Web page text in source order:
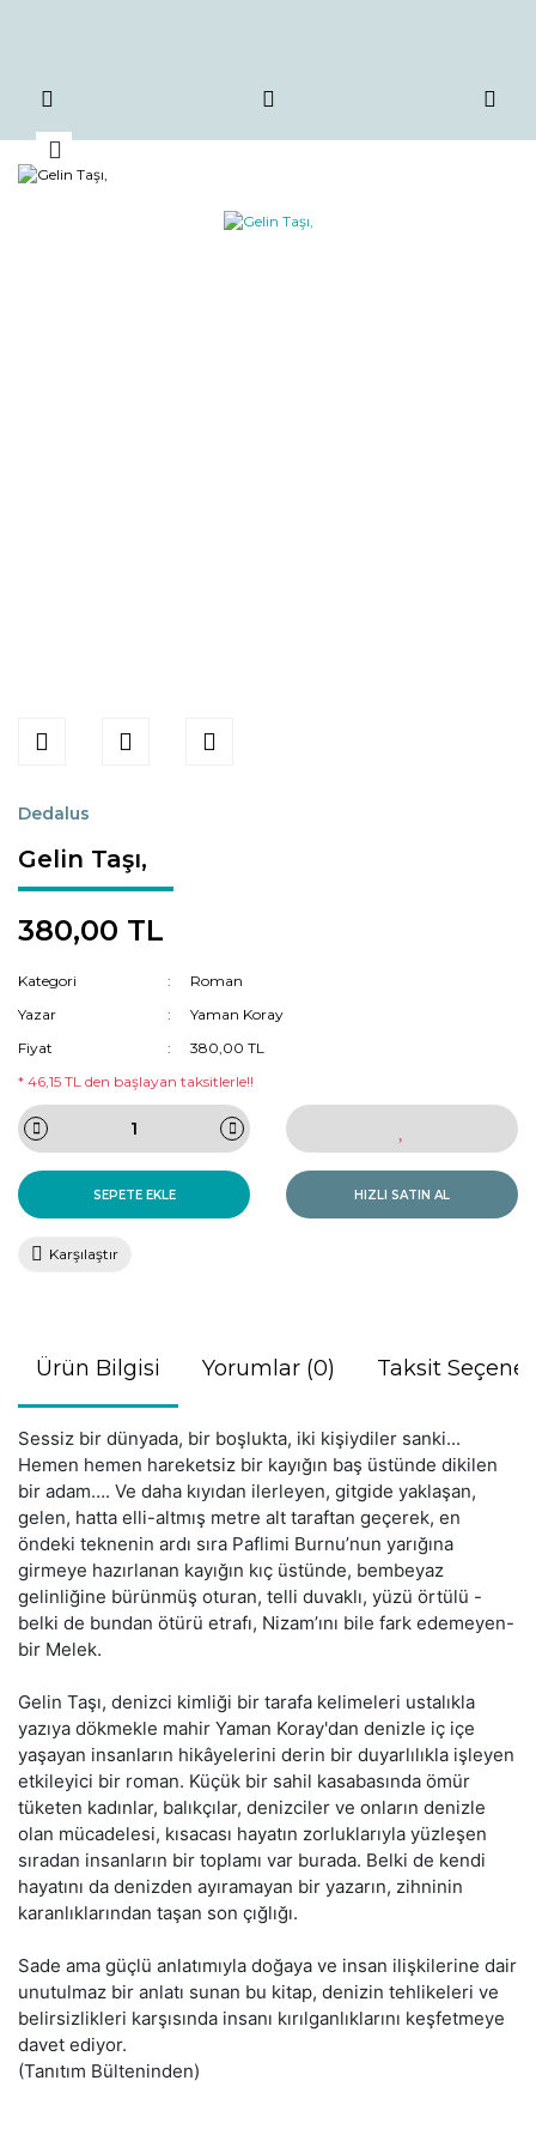
Dedalus
Gelin Taşı,
380,00 TL
Kategori
Roman
Yazar
Yaman Koray
Fiyat
380,00 TL
* 46,15 TL den başlayan taksitlerle!!
SEPETE EKLE HIZLI SATIN AL
Karşılaştır
Ürün Bilgisi Yorumlar (0) Taksit
Sessiz bir dünyada, bir boşlukta, iki kişiydiler sanki...
Hemen hemen hareketsiz bir kayığın baş üstünde dikilen
bir adam…. Ve daha kıyıdan ilerleyen, gitgide yaklaşan,
gelen, hatta elli-altmış metre alt taraftan geçerek, en
öndeki teknenin ardı sıra Paflimi Burnu’nun yarığına
girmeye hazırlanan kayığın kıç üstünde, bembeyaz
gelinliğine bürünmüş oturan, telli duvaklı, yüzü örtülü -
belki de bundan ötürü etrafı, Nizam’ını bile fark edemeyen-
bir Melek.
Gelin Taşı, denizci kimliği bir tarafa kelimeleri ustalıkla
yazıya dökmekle mahir Yaman Koray'dan denizle iç içe
yaşayan insanların hikâyelerini derin bir duyarlılıkla işleyen
etkileyici bir roman. Küçük bir sahil kasabasında ömür
tüketen kadınlar, balıkçılar, denizciler ve onların denizle
olan mücadelesi, kısacası hayatın zorluklarıyla yüzleşen
sıradan insanların bir toplamı var burada. Belki de kendi
hayatını da denizden ayıramayan bir yazarın, zihninin
karanlıklarından taşan son çığlığı.
Sade ama güçlü anlatımıyla doğaya ve insan ilişkilerine dair
unutulmaz bir anlatı sunan bu kitap, denizin tehlikeleri ve
belirsizlikleri karşısında insanı kırılganlıklarını keşfetmeye
davet ediyor.
(Tanıtım Bülteninden)